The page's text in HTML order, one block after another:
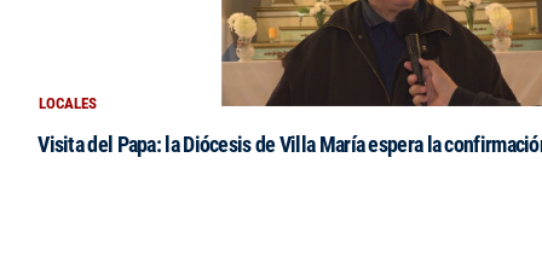
LOCALES
Visita del Papa: la Diócesis de Villa María espera la